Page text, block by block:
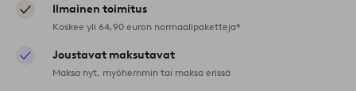
Ilmainen toimitus
Koskee yli 64,90 euron normaalipaketteja*
Joustavat maksutavat
Maksa nyt, myöhemmin tai maksa erissä